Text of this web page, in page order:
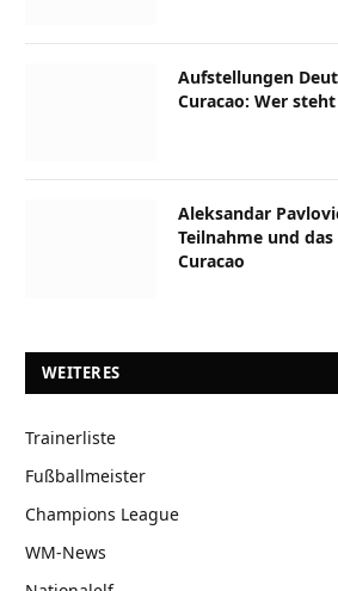
Aufstellungen
Curacao: Wer
Aleksandar
Teilnahme und
Curacao
WEITERES
Trainerliste
Fußballmeister
Champions League
WM-News